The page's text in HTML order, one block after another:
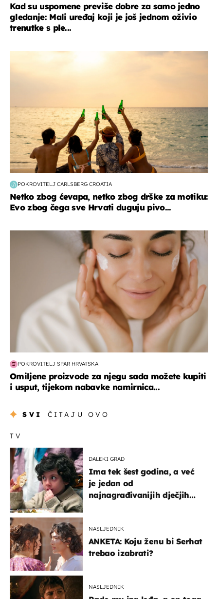
Kad su uspomene previše dobre za samo jedno
gledanje: Mali uređaj koji je još jednom oživio
trenutke s ple...
POKROVITELJ CARLSBERG CROATIA
Netko zbog ćevapa, netko zbog drške za motiku:
Evo zbog čega sve Hrvati duguju pivo...
moda & ljepota
POKROVITELJ SPAR HRVATSKA
Omiljene proizvode za njegu sada možete kupiti
i usput, tijekom nabavke namirnica...
SVI ČITAJU OVO
TV
DALEKI GRAD
Ima tek šest godina, a već
je jedan od
najnagrađivanijih dječjih
NASLJEDNIK
ANKETA: Koju ženu bi Serhat
trebao izabrati?
NASLJEDNIK